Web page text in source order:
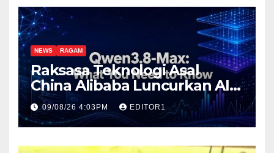
NEWS RAGAM
Raksasa Teknologi Asal
China Alibaba Luncurkan AI
Paling Canggih Qwen3.-Max
09/08/26 4:03PM EDITOR1